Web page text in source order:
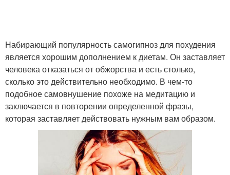
Набирающий популярность самогипноз для похудения
является хорошим дополнением к диетам. Он заставляет
человека отказаться от обжорства и есть столько,
сколько это действительно необходимо. В чем-то
подобное самовнушение похоже на медитацию и
заключается в повторении определенной фразы,
которая заставляет действовать нужным вам образом.